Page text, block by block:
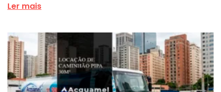
Ler mais